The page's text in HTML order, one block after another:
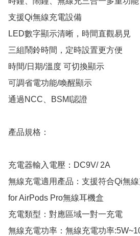
支援Qi無線充電設備
LED數字顯示清晰，時間直觀易見
三組鬧鈴時間，定時設置更方便
時間/日期/溫度 可切換顯示
可調省電功能/喚醒顯示
通過NCC、BSMI認證
產品規格：
充電器輸入電壓：DC9V/ 2A
無線充電適用產品：支援符合Qi無
for AirPods Pro無線耳機盒
充電類型：對應區域一對一充電
無線充電功率：無線充電功率